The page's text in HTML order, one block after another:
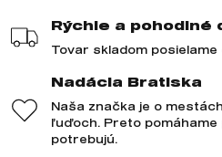
Rýchle a pohodlné
Tovar skladom posielame
Nadácia Bratiska
Naša značka je o
ľuďoch. Preto
potrebujú.